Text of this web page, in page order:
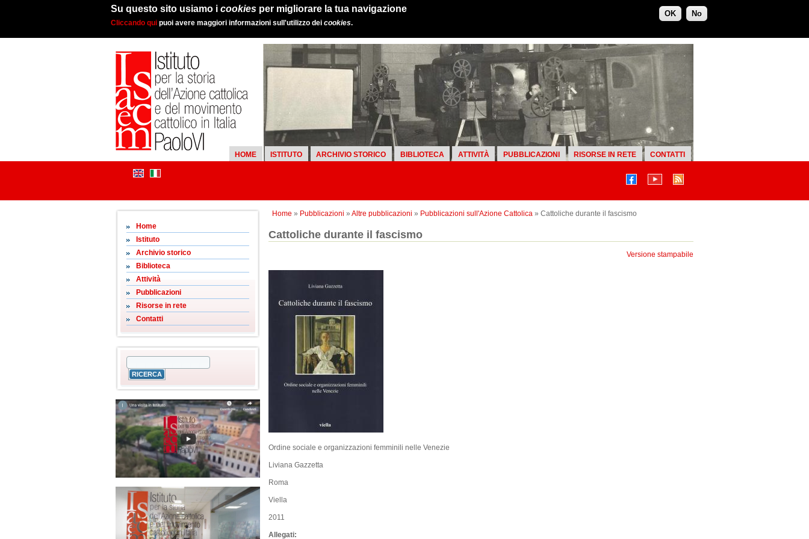
Su questo sito usiamo i cookies per migliorare la tua navigazione
Cliccando qui puoi avere maggiori informazioni sull'utilizzo dei cookies.
OK No
HOME ISTITUTO ARCHIVIO STORICO BIBLIOTECA ATTIVITÀ PUBBLICAZIONI RISORSE IN RETE CONTATTI
Home » Pubblicazioni » Altre pubblicazioni » Pubblicazioni sull'Azione Cattolica» Cattoliche durante il fascismo
Home
Istituto
Archivio storico
Biblioteca
Attività
Pubblicazioni
Risorse in rete
Contatti
Cattoliche durante il fascismo
Versione stampabile
Ordine sociale e organizzazioni femminili nelle Venezie
Liviana Gazzetta
Roma
Viella
2011
Allegati: